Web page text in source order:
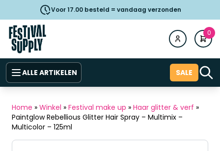
Voor 17.00 besteld = vandaag verzonden
0
ALLE ARTIKELEN SALE
Home » Winkel » Festival make up » Haar glitter & verf »
Paintglow Rebellious Glitter Hair Spray – Multimix –
Multicolor – 125ml